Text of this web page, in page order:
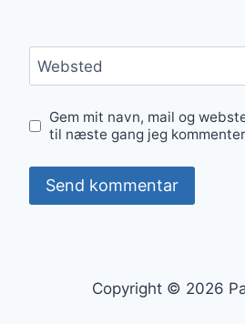
Websted
Gem mit navn, mail og
til næste gang jeg
Copyright © 2026